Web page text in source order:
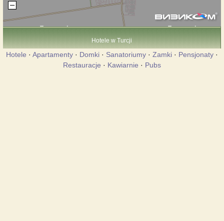
Hotele w Turcji
Hotele · Apartamenty · Domki · Sanatoriumy · Zamki · Pensjonaty ·
Restauracje · Kawiarnie · Pubs